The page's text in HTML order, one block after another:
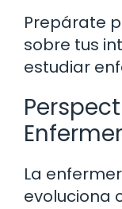
Prepárate
sobre tus
estudiar
La
evoluciona